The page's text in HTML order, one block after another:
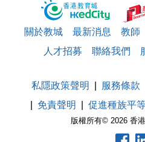
關於教城 最新消息 教師
人才招募
聯絡我們
版權所有© 2026 香
私隱政策聲明 服務條款
免責聲明
促進種族平